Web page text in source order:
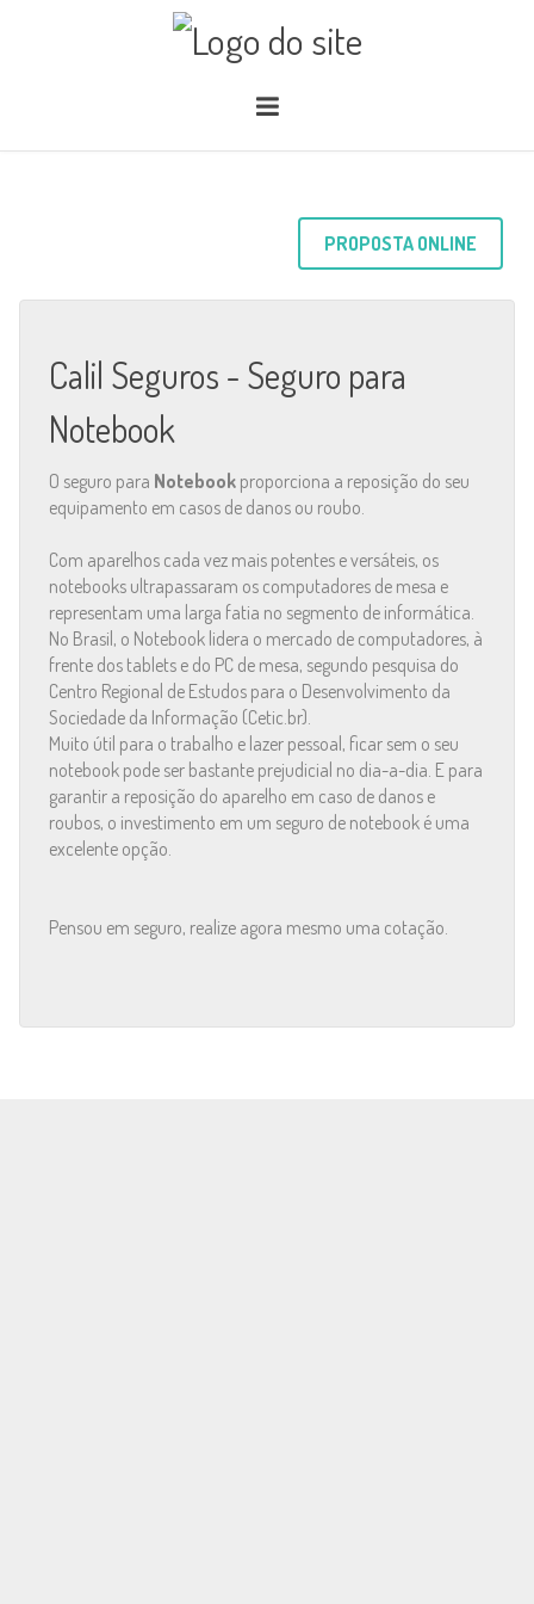
PROPOSTA ONLINE
Calil Seguros - Seguro para
Notebook
O seguro para Notebook proporciona a reposição do seu
equipamento em casos de danos ou roubo.
Com aparelhos cada vez mais potentes e versáteis, os
notebooks ultrapassaram os computadores de mesa e
representam uma larga fatia no segmento de informática.
No Brasil, o Notebook lidera o mercado de computadores, à
frente dos tablets e do PC de mesa, segundo pesquisa do
Centro Regional de Estudos para o Desenvolvimento da
Sociedade da Informação (Cetic.br).
Muito útil para o trabalho e lazer pessoal, ficar sem o seu
notebook pode ser bastante prejudicial no dia-a-dia. E para
garantir a reposição do aparelho em caso de danos e
roubos, o investimento em um seguro de notebook é uma
excelente opção.
Pensou em seguro, realize agora mesmo uma cotação.